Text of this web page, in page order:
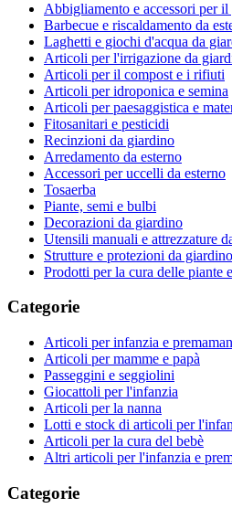
Abbigliamento e accessori per
Barbecue e riscaldamento da
Laghetti e giochi d'acqua da
Articoli per l'irrigazione da
Articoli per il compost e i rifiuti
Articoli per idroponica e semina
Articoli per paesaggistica e
Fitosanitari e pesticidi
Recinzioni da giardino
Arredamento da esterno
Accessori per uccelli da esterno
Tosaerba
Piante, semi e bulbi
Decorazioni da giardino
Utensili manuali e attrezzature
Strutture e protezioni da giardino
Prodotti per la cura delle piante
Categorie
Articoli per infanzia e premaman
Articoli per mamme e papà
Passeggini e seggiolini
Giocattoli per l'infanzia
Articoli per la nanna
Lotti e stock di articoli per
Articoli per la cura del bebè
Altri articoli per l'infanzia e
Categorie